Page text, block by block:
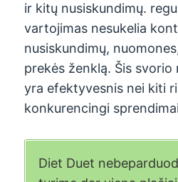
ir kitų nusiskundimų.
vartojimas nesukelia
nusiskundimų,
prekės ženklą. Šis
yra efektyvesnis nei kiti
konkurencingi
Diet Duet